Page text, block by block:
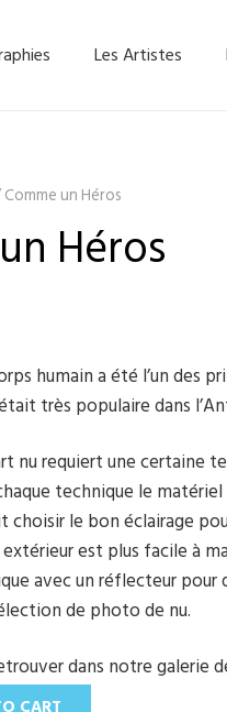
Les Artistes
un Héros
Héros
humain a été l’un des
très populaire dans
nu requiert une certaine
technique le
le bon éclairage
extérieur est plus facile à
avec un réflecteur
de photo de nu.
dans notre galerie